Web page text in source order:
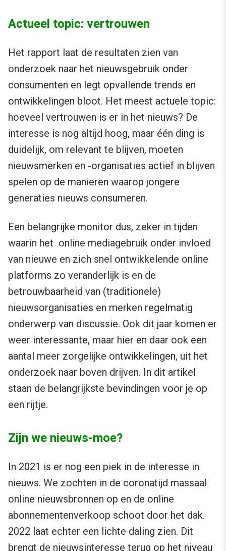
Actueel topic: vertrouwen
Het rapport laat de resultaten zien van
onderzoek naar het nieuwsgebruik onder
consumenten en legt opvallende trends en
ontwikkelingen bloot. Het meest actuele topic:
hoeveel vertrouwen is er in het nieuws? De
interesse is nog altijd hoog, maar één ding is
duidelijk, om relevant te blijven, moeten
nieuwsmerken en -organisaties actief in blijven
spelen op de manieren waarop jongere
generaties nieuws consumeren.
Een belangrijke monitor dus, zeker in tijden
waarin het online mediagebruik onder invloed
van nieuwe en zich snel ontwikkelende online
platforms zo veranderlijk is en de
betrouwbaarheid van (traditionele)
nieuwsorganisaties en merken regelmatig
onderwerp van discussie. Ook dit jaar komen er
weer interessante, maar hier en daar ook een
aantal meer zorgelijke ontwikkelingen, uit het
onderzoek naar boven drijven. In dit artikel
staan de belangrijkste bevindingen voor je op
een rijtje.
Zijn we nieuws-moe?
In 2021 is er nog een piek in de interesse in
nieuws. We zochten in de coronatijd massaal
online nieuwsbronnen op en de online
abonnementenverkoop schoot door het dak.
2022 laat echter een lichte daling zien. Dit
brengt de nieuwsinteresse terug op het niveau